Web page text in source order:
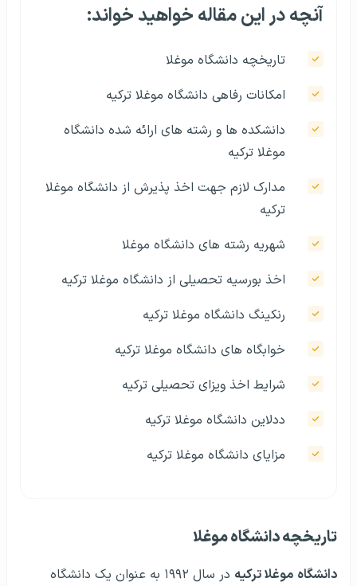
آنچه در این مقاله خواهید خواند:
تاریخچه دانشگاه موغلا
امکانات رفاهی دانشگاه موغلا ترکیه
دانشکده ها و رشته های ارائه شده دانشگاه
موغلا ترکیه
مدارک لازم جهت اخذ پذیرش از دانشگاه موغلا
ترکیه
شهریه رشته‌ های دانشگاه موغلا
اخذ بورسیه تحصیلی از دانشگاه موغلا ترکیه
رنکینگ دانشگاه موغلا ترکیه
خوابگاه‌ های دانشگاه موغلا ترکیه
شرایط اخذ ویزای تحصیلی ترکیه
ددلاین دانشگاه موغلا ترکیه
مزایای دانشگاه موغلا ترکیه
تاریخچه دانشگاه موغلا
دانشگاه موغلا ترکیه
در سال ۱۹۹۲ به عنوان یک دانشگاه